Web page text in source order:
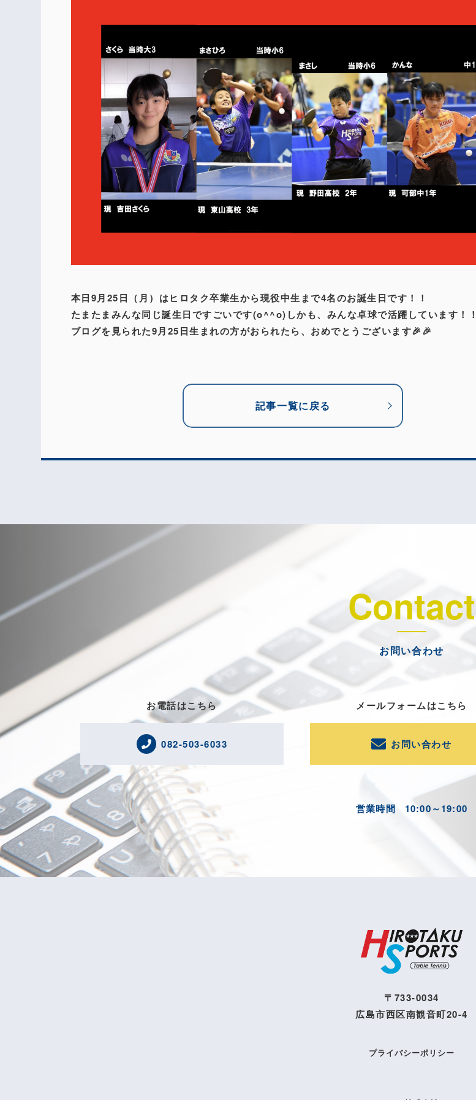
本日9月25日（月）はヒロタク卒業生から現役中生まで4名のお誕生日です！！
たまたまみんな同じ誕生日ですごいです(o^^o)しかも、みんな卓球で活躍しています！！
ブログを見られた9月25日生まれの方がおられたら、おめでとうございます🎉🎉
記事一覧に戻る
Contact
お問い合わせ
お電話はこちら
082-503-6033
メールフォームはこちら
お問い合わせ
営業時間 10:00～19:00
〒733-0034
広島市西区南観音町20-4
プライバシーポリシー